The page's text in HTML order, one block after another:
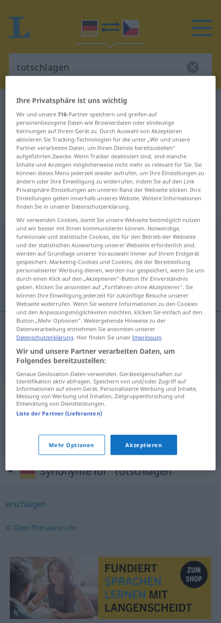
Deutsch-Tschechisch Wörterbuch
Deutsch-Tschechisch Übersetzung
für "totschlagen"
"totschlagen" Tschechisch
Übersetzung
„totschlagen“
totschlagen <irr>
Übersicht aller Übersetzungen
(Für mehr Details die Übersetzung anklicken/antippen)
usmrcovat, zabíjet
usmrcovat<-rtit>,zabíjet<-bít> totschlagen
Zeit
Beispielsätze für "totschlagen"
<ubít>čas
Synonyme für "totschlagen"
erschlagen
© OpenThesaurus.de
Ihre Privatsphäre ist uns wichtig
Wir und unsere716-Partner speichern und greifen auf
personenbezogene Daten wie Browserdaten oder eindeutige
Kennungen auf Ihrem Gerät zu. Durch Auswahl von Akzeptieren
aktivieren Sie Tracking-Technologien für die unter „Wir und unsere
Partner verarbeiten Daten, um Ihnen Dienste bereitzustellen“
aufgeführten Zwecke. Wenn Tracker deaktiviert sind, sind manche
Inhalte und Anzeigen möglicherweise nicht mehr so relevant für Sie. Sie
können dieses Menü jederzeit wieder aufrufen, um Ihre Einstellungen zu
ändern oder Ihre Einwilligung zu widerrufen, indem Sie auf den Link
Privatsphäre-Einstellungen am unteren Rand der Webseite klicken. Ihre
Einstellungen gelten innerhalb unseres Website. Weitere Informationen
finden Sie in unserer Datenschutzerklärung.
Wir verwenden Cookies, damit Sie unsere Webseite bestmöglich nutzen
und wir besser mit Ihnen kommunizieren können. Notwendige,
funktionale und statistische Cookies, die für den Betrieb der Webseite
und der statistischen Auswertung unserer Webseite erforderlich sind,
werden auf Grundlage unserer Vorauswahl immer auf Ihrem Endgerät
gespeichert. Marketing-Cookies und Cookies, die der Bereitstellung
personalisierter Werbung dienen, werden nur gespeichert, wenn Sie uns
durch einen Klick auf den „Akzeptieren“-Button Ihr Einverständnis
geben. Klicken Sie ansonsten auf „Fortfahren ohne Akzeptieren“. Sie
können Ihre Einwilligung jederzeit für zukünftige Besuche unserer
Webseite widerrufen. Wenn Sie weitere Informationen zu den Cookies
und den Anpassungsmöglichkeiten möchten, klicken Sie einfach auf den
Button „Mehr Optionen“. Weitergehende Hinweise zu der
Datenverarbeitung entnehmen Sie ansonsten unserer
Datenschutzerklärung. Hier finden Sie unserImpressum.
Wir und unsere Partner verarbeiten Daten, um
Folgendes bereitzustellen:
Genaue Geolocation-Daten verwenden. Geräteeigenschaften zur
Identifikation aktiv abfragen. Speichern von und/oder Zugriff auf
Informationen auf einem Gerät. Personalisierte Werbung und Inhalte,
Messung von Werbung und Inhalten, Zielgruppenforschung und
Entwicklung von Dienstleistungen.
Liste der Partner (Lieferanten)
Mehr Optionen Akzeptieren